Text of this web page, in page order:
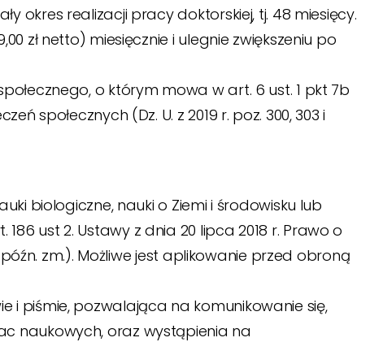
okres realizacji pracy doktorskiej, tj. 48 miesięcy.
zł netto) miesięcznie i ulegnie zwiększeniu po
o którym mowa w art. 6 ust. 1 pkt 7b
społecznych (Dz. U. z 2019 r. poz. 300, 303 i
biologiczne, nauki o Ziemi i środowisku lub
ust 2. Ustawy z dnia 20 lipca 2018 r. Prawo o
późn. zm.). Możliwe jest aplikowanie przed obroną
i piśmie, pozwalająca na komunikowanie się,
naukowych, oraz wystąpienia na